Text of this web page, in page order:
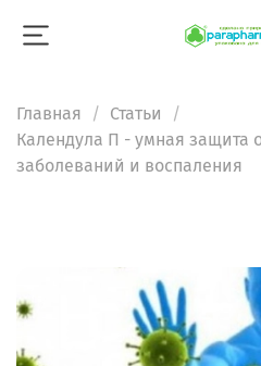
Главная
Статьи
Календула П - умная защита
заболеваний и воспаления